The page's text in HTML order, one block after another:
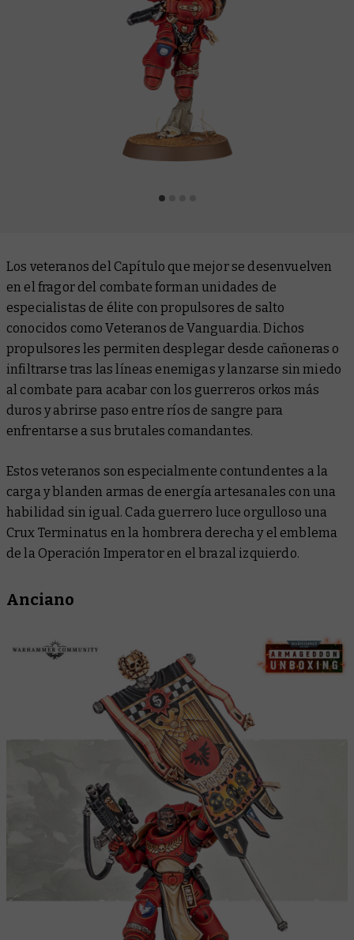
Los veteranos del Capítulo que mejor se desenvuelven
en el fragor del combate forman unidades de
especialistas de élite con propulsores de salto
conocidos como Veteranos de Vanguardia. Dichos
propulsores les permiten desplegar desde cañoneras o
infiltrarse tras las líneas enemigas y lanzarse sin miedo
al combate para acabar con los guerreros orkos más
duros y abrirse paso entre ríos de sangre para
enfrentarse a sus brutales comandantes.
Estos veteranos son especialmente contundentes a la
carga y blanden armas de energía artesanales con una
habilidad sin igual. Cada guerrero luce orgulloso una
Crux Terminatus en la hombrera derecha y el emblema
de la Operación Imperator en el brazal izquierdo.
Anciano